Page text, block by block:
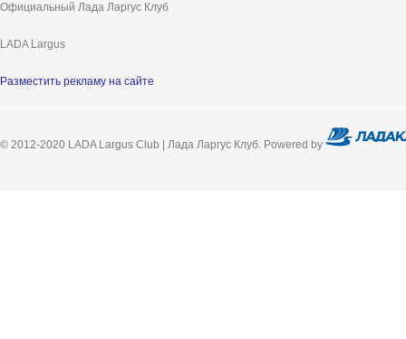
Официальный Лада Ларгус Клуб
LADA Largus
Разместить рекламу на сайте
© 2012-2020 LADA Largus Club | Лада Ларгус Клуб. Powered by